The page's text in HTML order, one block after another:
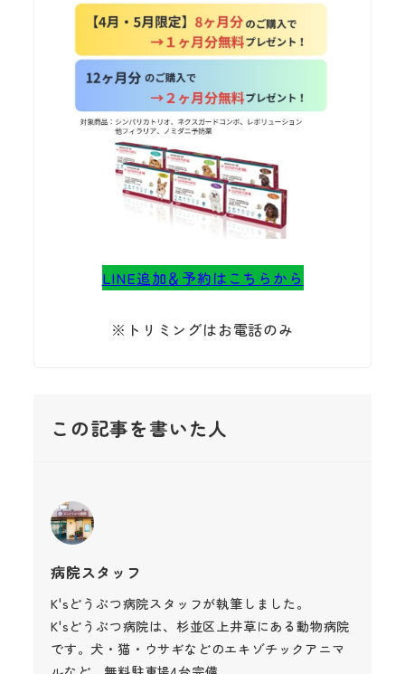
LINE追加＆予約はこちらから
※トリミングはお電話のみ
この記事を書いた人
病院スタッフ
K'sどうぶつ病院スタッフが執筆しました。
K'sどうぶつ病院は、杉並区上井草にある動物病院
です。犬・猫・ウサギなどのエキゾチックアニマ